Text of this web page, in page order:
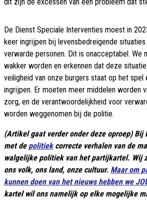
dit zijn de excessen van een probleem dat
De Dienst Speciale Interventies moest in
keer ingrijpen bij levensbedreigende
verwarde personen. Dit is onacceptabel. We
wakker worden en erkennen dat deze
veiligheid van onze burgers staat op het
ingrijpen. Er moeten meer middelen worden
zorg, en de verantwoordelijkheid voor
worden weggenomen bij de politie.
(Artikel gaat verder onder deze oproep) Bij
met de politiekcorrecte verhalen van de
walgelijke politiek van het partijkartel. Wij
ons volk, ons land, onze cultuur. Maar om
kunnen doen van het nieuws hebben we
kartel wil ons namelijk op elke mogelijke